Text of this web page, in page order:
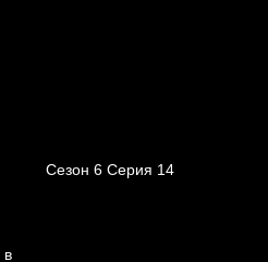
Сезон 6 Серия 14